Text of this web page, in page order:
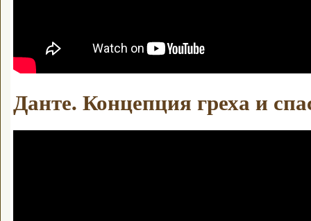
Данте. Концепция греха и